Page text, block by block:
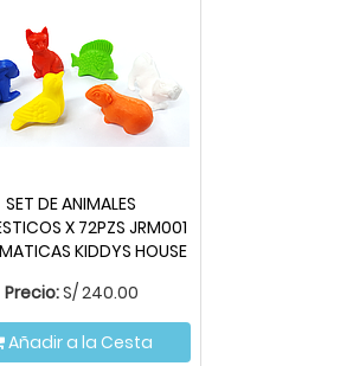
SET DE ANIMALES
X 72PZS JRM001
KIDDYS HOUSE
Precio:S/240.00
Añadir a la Cesta